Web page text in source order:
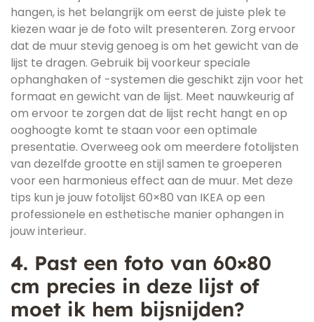
hangen, is het belangrijk om eerst de juiste plek te
kiezen waar je de foto wilt presenteren. Zorg ervoor
dat de muur stevig genoeg is om het gewicht van de
lijst te dragen. Gebruik bij voorkeur speciale
ophanghaken of -systemen die geschikt zijn voor het
formaat en gewicht van de lijst. Meet nauwkeurig af
om ervoor te zorgen dat de lijst recht hangt en op
ooghoogte komt te staan voor een optimale
presentatie. Overweeg ook om meerdere fotolijsten
van dezelfde grootte en stijl samen te groeperen
voor een harmonieus effect aan de muur. Met deze
tips kun je jouw fotolijst 60×80 van IKEA op een
professionele en esthetische manier ophangen in
jouw interieur.
4. Past een foto van 60×80
cm precies in deze lijst of
moet ik hem bijsnijden?